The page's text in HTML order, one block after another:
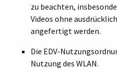
zu beachten,
Videos ohne
angefertigt werden.
Die EDV-
Nutzung des WLAN.